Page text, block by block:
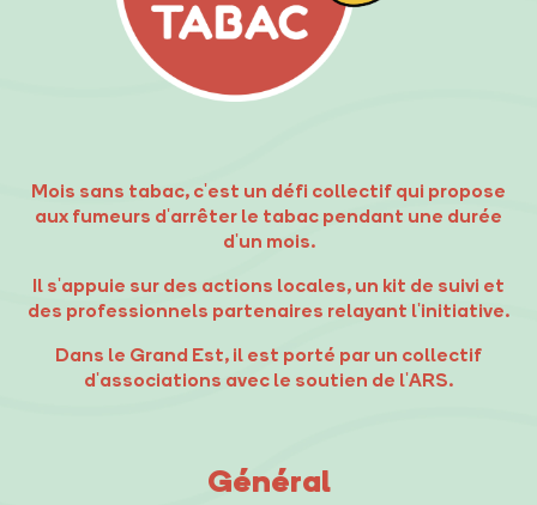
Mois sans tabac, c'est un défi collectif qui propose
aux fumeurs d'arrêter le tabac pendant une durée
d'un mois.
Il s'appuie sur des actions locales, un kit de suivi et
des professionnels partenaires relayant l'initiative.
Dans le Grand Est, il est porté par un collectif
d'associations avec le soutien de l'ARS.
Général